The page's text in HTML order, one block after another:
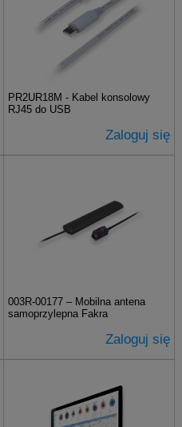
PR2UR18M - Kabel konsolowy
RJ45 do USB
Zaloguj się
003R-00177 – Mobilna antena
samoprzylepna Fakra
Zaloguj się